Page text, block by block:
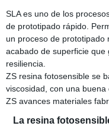
SLA es uno de los
de prototipado rápido.
un proceso de prototipado
acabado de superficie
resiliencia.
ZS resina fotosensible se
viscosidad, con una buena
ZS avances materiales
La resina